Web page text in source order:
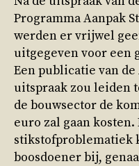
Programma Aanpak
werden er vrijwel
uitgegeven voor een
Een publicatie van
uitspraak zou leiden
de bouwsector de
euro zal gaan kosten.
stikstofproblematiek
boosdoener bij,